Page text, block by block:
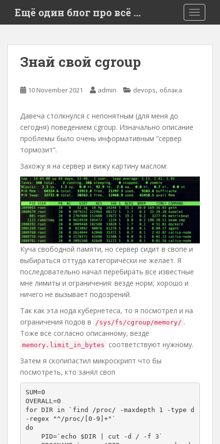
i
Ещё один блог про всё …
Знай свой cgroup
10 November 2021 admin devops, облака
Давеча столкнулся с непонятным (для меня до
сегодня) поведением cgroup. Изначально описание
проблемы было очень информативным “сервер
тормозит”.
Захожу я на сервер и вижу картину маслом:
Куча свободной памяти, но сервер сидит в свопе и
выбираться оттуда категорически не желает. Я
последовательно начал перебирать все известные
мне лимиты и ограничения: везде норм, хорошо и
ничего не вызывает подозрений.
Так как эта нода кубернетеса, то я посмотрел и на
ограничения подов в
/sys/fs/cgroup/memory/ .
Тоже все согласно описанному, везде
memory.limit_in_bytes
соответствуют нужному.
Затем я скопипастил микроскрипт что бы
посмотреть, кто занял своп
SUM=0
OVERALL=0
for DIR in `find /proc/ -maxdepth 1 -type d
-regex "^/proc/[0-9]+"`
do